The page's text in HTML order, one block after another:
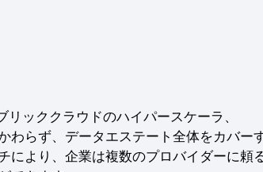
ッククラウドのハイパースケーラ、
らず、データエステート全体をカバー
により、企業は複数のプロバイダーに頼